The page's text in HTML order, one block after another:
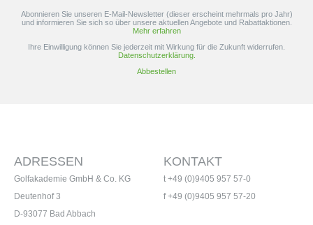
Abonnieren Sie unseren E-Mail-Newsletter (dieser erscheint mehrmals pro Jahr)
und informieren Sie sich so über unsere aktuellen Angebote und Rabattaktionen.
Mehr erfahren
Ihre Einwilligung können Sie jederzeit mit Wirkung für die Zukunft widerrufen.
Datenschutzerklärung.
Abbestellen
KONTAKT
t +49 (0)9405 957 57-0
f +49 (0)9405 957 57-20
ADRESSEN
Golfakademie GmbH & Co. KG
Deutenhof 3
D-93077 Bad Abbach